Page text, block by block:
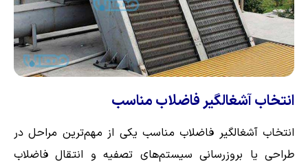
انتخاب آشغالگیر فاضلاب مناسب
انتخاب آشغالگیر فاضلاب مناسب یکی از مهم‌ترین مراحل در
طراحی یا بروزرسانی سیستم‌های تصفیه و انتقال فاضلاب